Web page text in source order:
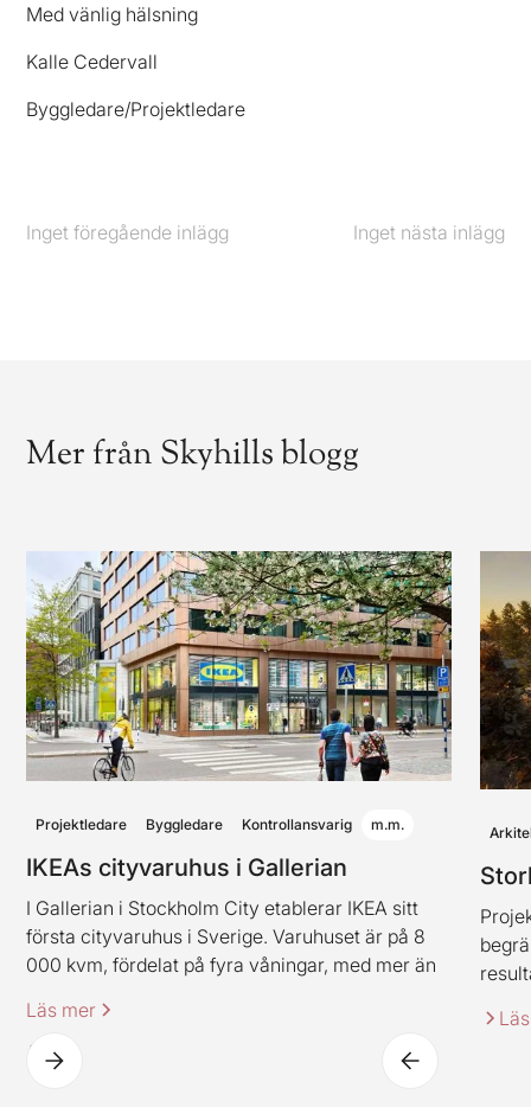
Med vänlig hälsning
Kalle Cedervall
Byggledare/Projektledare
Föregående
Inget föregående inlägg Nästa
Inget nästa inlägg
Mer från Skyhills blogg
Projektledare Byggledare Kontrollansvarig m.m.
IKEAs cityvaruhus i Gallerian
I Gallerian i Stockholm City etablerar IKEA sitt
första cityvaruhus i Sverige. Varuhuset är på 8
000 kvm, fördelat på fyra våningar, med mer än
IKEAs klassiska restaurangkoncept (dock i en ny
spännande tappning).
Läs mer